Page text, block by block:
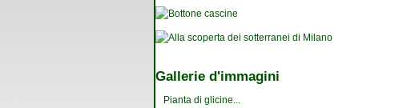
Gallerie d'immagini
Pianta di glicine...